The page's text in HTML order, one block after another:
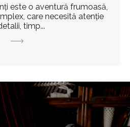
este o aventură frumoasă,
care necesită atenție
timp...